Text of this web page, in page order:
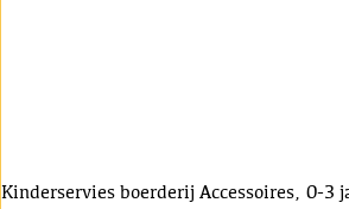
Kinderservies boerderij Accessoires, 0-3